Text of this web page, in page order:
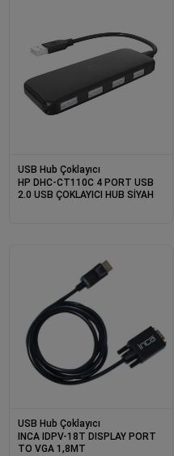
USB Hub Çoklayıcı
HP DHC-CT110C 4 PORT USB
2.0 USB ÇOKLAYICI HUB SİYAH
USB Hub Çoklayıcı
INCA IDPV-18T DISPLAY PORT
TO VGA 1,8MT